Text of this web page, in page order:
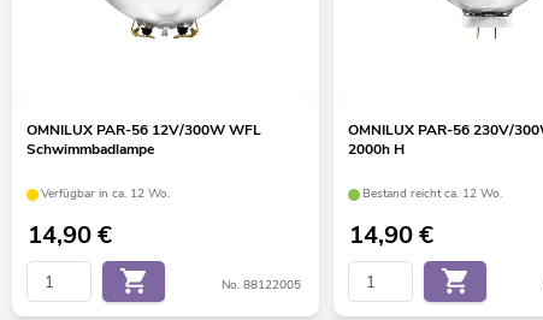
OMNILUX PAR-56 12V/300W WFL
Schwimmbadlampe
Verfügbar in ca. 12 Wo.
14,90€
No. 88122005
OMNILUX PAR-56 230V/
2000h H
Bestand reicht ca. 12 Wo.
14,90€